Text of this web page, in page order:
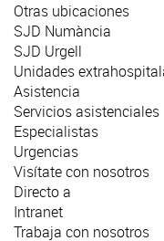
Otras ubicaciones
SJD Numància
SJD Urgell
Unidades
Asistencia
Servicios asistenciales
Especialistas
Urgencias
Visítate con nosotros
Directo a
Intranet
Trabaja con nosotros